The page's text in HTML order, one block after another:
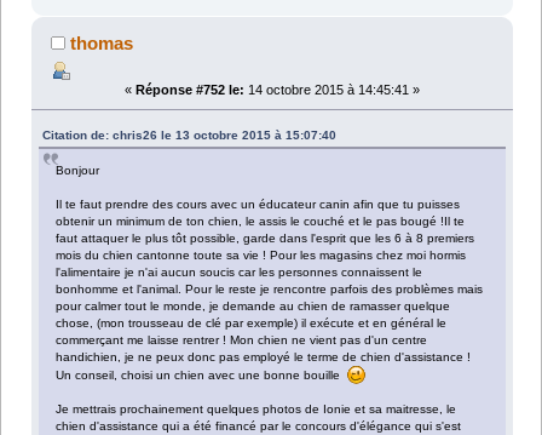
thomas
« Réponse #752 le: 14 octobre 2015 à 14:45:41 »
Citation de: chris26 le 13 octobre 2015 à 15:07:40
Bonjour
Il te faut prendre des cours avec un éducateur canin afin que tu puisses
obtenir un minimum de ton chien, le assis le couché et le pas bougé !Il te
faut attaquer le plus tôt possible, garde dans l'esprit que les 6 à 8 premiers
mois du chien cantonne toute sa vie ! Pour les magasins chez moi hormis
l'alimentaire je n'ai aucun soucis car les personnes connaissent le
bonhomme et l'animal. Pour le reste je rencontre parfois des problèmes mais
pour calmer tout le monde, je demande au chien de ramasser quelque
chose, (mon trousseau de clé par exemple) il exécute et en général le
commerçant me laisse rentrer ! Mon chien ne vient pas d'un centre
handichien, je ne peux donc pas employé le terme de chien d'assistance !
Un conseil, choisi un chien avec une bonne bouille
Je mettrais prochainement quelques photos de Ionie et sa maitresse, le
chien d'assistance qui a été financé par le concours d'élégance qui s'est